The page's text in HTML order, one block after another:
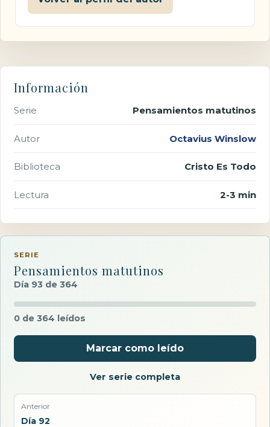
Información
Serie Pensamientos matutinos
Autor Octavius Winslow
Biblioteca Cristo Es Todo
Lectura 2-3 min
SERIE
Pensamientos matutinos
Día 93 de 364
0 de 364 leídos
Marcar como leído
Ver serie completa
Anterior
Día 92